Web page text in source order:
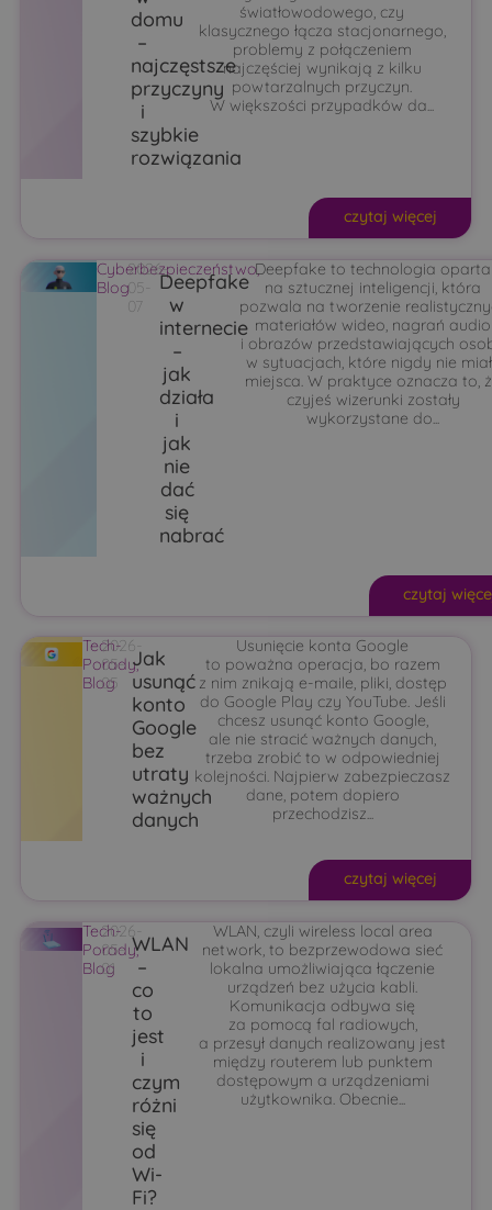
domu
–
najczęstsze
przyczyny
i
szybkie
rozwiązania
światłowodowego, czy
klasycznego łącza stacjonarnego,
problemy z połączeniem
najczęściej wynikają z kilku
powtarzalnych przyczyn.
W większości przypadków da...
czytaj więcej
Cyberbezpieczeństwo,
Blog
2026-
05-
07
Deepfake
w
internecie
–
jak
działa
i
jak
nie
dać
się
nabrać
Deepfake to technologia oparta
na sztucznej inteligencji, która
pozwala na tworzenie
materiałów wideo, nagrań audio
i obrazów przedstawiających
w sytuacjach, które nigdy nie
miejsca. W praktyce oznacza to,
czyjeś wizerunki zostały
wykorzystane do...
czytaj
Tech-
Porady,
Blog
2026-
05-
05
Jak
usunąć
konto
Google
bez
utraty
ważnych
danych
Usunięcie konta Google
to poważna operacja, bo razem
z nim znikają e-maile, pliki, dostęp
do Google Play czy YouTube. Jeśli
chcesz usunąć konto Google,
ale nie stracić ważnych danych,
trzeba zrobić to w odpowiedniej
kolejności. Najpierw zabezpieczasz
dane, potem dopiero
przechodzisz...
czytaj więcej
Tech-
Porady,
Blog
2026-
05-
01
WLAN
–
co
to
jest
i
czym
różni
się
od
Wi-
Fi?
WLAN, czyli wireless local area
network, to bezprzewodowa sieć
lokalna umożliwiająca łączenie
urządzeń bez użycia kabli.
Komunikacja odbywa się
za pomocą fal radiowych,
a przesył danych realizowany jest
między routerem lub punktem
dostępowym a urządzeniami
użytkownika. Obecnie...